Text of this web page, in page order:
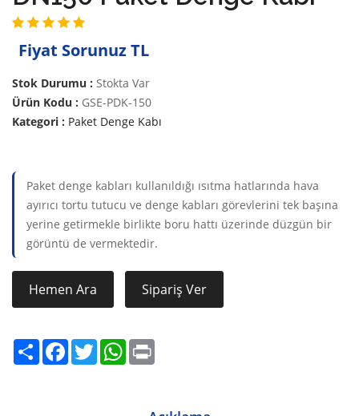
Fiyat Sorunuz TL
Stok Durumu : Stokta Var
Ürün Kodu : GSE-PDK-150
Kategori : Paket Denge Kabı
Paket denge kabları kullanıldığı ısıtma hatlarında hava
ayırıcı tortu tutucu ve denge kabları görevlerini tek başına
yerine getirmekle birlikte boru hattı üzerinde düzgün bir
görüntü de vermektedir.
Hemen Ara Sipariş Ver
Share FacebookTwitterWhatsApp